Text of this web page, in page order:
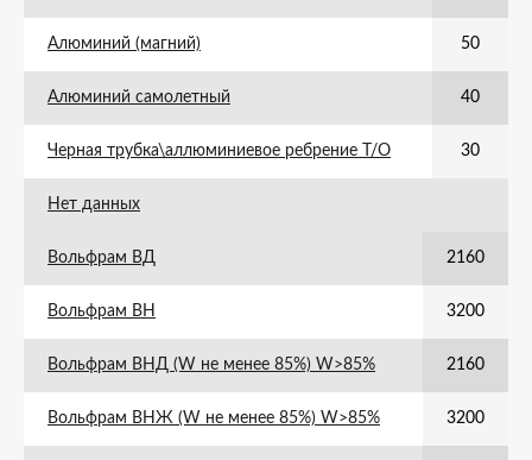
Алюминий (магний) 50
Алюминий самолетный 40
Черная трубка\аллюминиевое ребрение Т/О 30
Нет данных
Вольфрам ВД 2160
Вольфрам ВН 3200
Вольфрам ВНД (W не менее 85%) W>85% 2160
Вольфрам ВНЖ (W не менее 85%) W>85% 3200